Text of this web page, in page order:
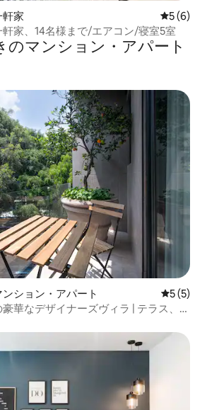
軒家 レビュー
5 (6)
家、14名様まで/エアコン/寝室5室
のマンション・アパート
ション・アパート レビュー
5 (5)
華なデザイナーズヴィラ | テラス、エ